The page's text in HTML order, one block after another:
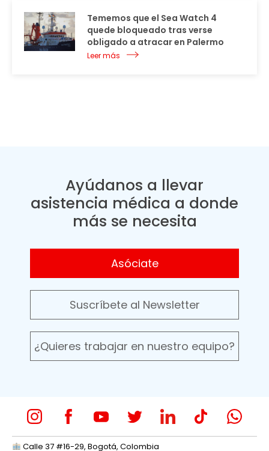
Tememos que el Sea Watch 4
quede bloqueado tras verse
obligado a atracar en Palermo
Leer más
Ayúdanos a llevar
asistencia médica a donde
más se necesita
Asóciate
Suscríbete al Newsletter
¿Quieres trabajar en nuestro equipo?
Calle 37 #16-29, Bogotá, Colombia